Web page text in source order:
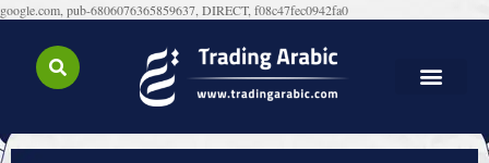
google.com, pub-6806076365859637, DIRECT, f08c47fec0942fa0